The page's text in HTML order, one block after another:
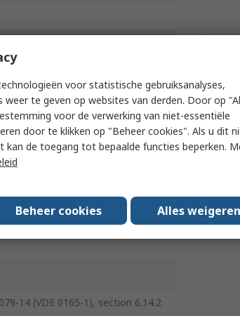
14 (VDE 0165-1), section 6.14.2
voor statistische gebruiksanalyses,
te geven op websites van derden. Door op
voor de verwerking van niet-essentiële
door te klikken op "Beheer cookies". Als u dit
kan de toegang tot bepaalde functies beperken.
Beheer cookies Alles weigeren